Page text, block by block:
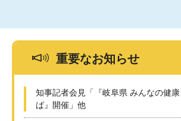
重要なお知らせ
知事記者会見「『岐阜県 みんなの健
ば』開催」他